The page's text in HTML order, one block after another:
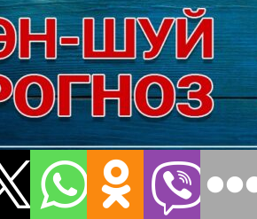
летящих звезд на 2026 год.